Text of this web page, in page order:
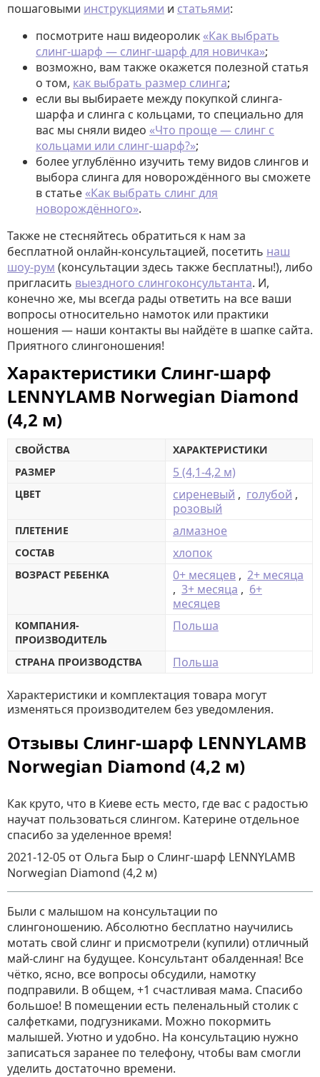
пошаговыми инструкциями и статьями:
посмотрите наш видеоролик «Как выбрать
слинг-шарф — слинг-шарф для новичка»;
возможно, вам также окажется полезной статья
о том, как выбрать размер слинга;
если вы выбираете между покупкой слинга-
шарфа и слинга с кольцами, то специально для
вас мы сняли видео «Что проще — слинг с
кольцами или слинг-шарф?»;
более углублённо изучить тему видов слингов и
выбора слинга для новорождённого вы сможете
в статье «Как выбрать слинг для
новорождённого».
Также не стесняйтесь обратиться к нам за
бесплатной онлайн-консультацией, посетить наш
шоу-рум (консультации здесь также бесплатны!), либо
пригласить выездного слингоконсультанта. И,
конечно же, мы всегда рады ответить на все ваши
вопросы относительно намоток или практики
ношения — наши контакты вы найдёте в шапке сайта.
Приятного слингоношения!
Характеристики Слинг-шарф
LENNYLAMB Norwegian Diamond
(4,2 м)
СВОЙСТВА
ХАРАКТЕРИСТИКИ
РАЗМЕР
5 (4,1-4,2 м)
ЦВЕТ сиреневый , голубой ,
розовый
ПЛЕТЕНИЕ алмазное
СОСТАВ хлопок
ВОЗРАСТ РЕБЕНКА 0+ месяцев , 2+ месяца
, 3+ месяца , 6+
месяцев
КОМПАНИЯ-
ПРОИЗВОДИТЕЛЬ
Польша
СТРАНА ПРОИЗВОДСТВА Польша
Характеристики и комплектация товара могут
изменяться производителем без уведомления.
Отзывы Слинг-шарф LENNYLAMB
Norwegian Diamond (4,2 м)
Как круто, что в Киеве есть место, где вас с радостью
научат пользоваться слингом. Катерине отдельное
спасибо за уделенное время!
2021-12-05 от Ольга Быр о Слинг-шарф LENNYLAMB
Norwegian Diamond (4,2 м)
Были с малышом на консультации по
слингоношению. Абсолютно бесплатно научились
мотать свой слинг и присмотрели (купили) отличный
май-слинг на будущее. Консультант обалденная! Все
чётко, ясно, все вопросы обсудили, намотку
подправили. В общем, +1 счастливая мама. Спасибо
большое! В помещении есть пеленальный столик с
салфетками, подгузниками. Можно покормить
малышей. Уютно и удобно. На консультацию нужно
записаться заранее по телефону, чтобы вам смогли
уделить достаточно времени.